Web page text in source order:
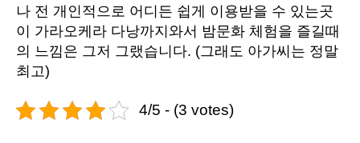
나 전 개인적으로 어디든 쉽게 이용받을 수 있는곳
이 가라오케라 다낭까지와서 밤문화 체험을 즐길때
의 느낌은 그저 그랬습니다. (그래도 아가씨는 정말
최고)
4/5 - (3 votes)